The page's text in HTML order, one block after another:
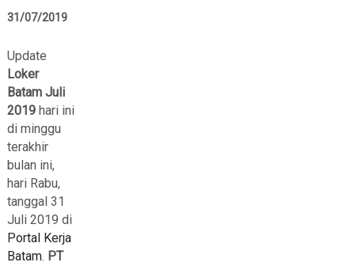
31/07/2019
Update
Loker
Batam Juli
2019hari ini
di minggu
terakhir
bulan ini,
hari Rabu,
tanggal 31
Juli 2019 di
Portal Kerja
Batam. PT